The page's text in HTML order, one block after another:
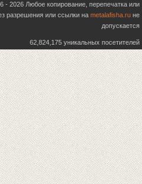
- 2026 Любое копирование, перепечатка или
разрешения или ссылки на metalafisha.ru не
допускается
62,824,175 уникальных посетителей